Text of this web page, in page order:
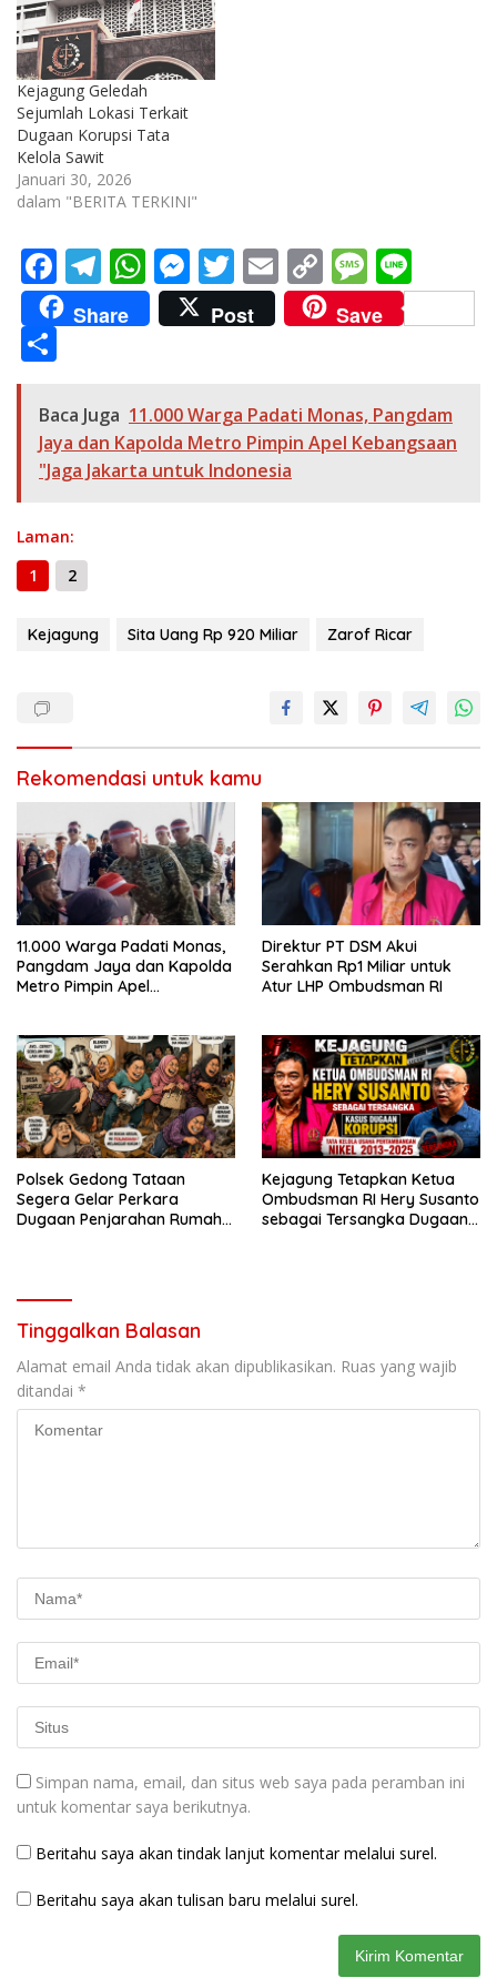
Kejagung Geledah
Sejumlah Lokasi Terkait
Dugaan Korupsi Tata
Kelola Sawit
Januari 30, 2026
dalam "BERITA TERKINI"
F
ac
e
o
o
k
T
el
e
a
m
W
h
at
A
p
p
M
e
ss
n
g
er
T
w
itt
E
m
ai
C
o
p
Li
n
M
e
ss
g
e
n
e
Share Post Save
ar
e
Baca Juga 11.000 Warga Padati Monas, Pangdam
Jaya dan Kapolda Metro Pimpin Apel Kebangsaan
"Jaga Jakarta untuk Indonesia
Laman:
1
2
Kejagung Sita Uang Rp 920 Miliar Zarof Ricar
Rekomendasi untuk kamu
11.000 Warga Padati Monas,
Pangdam Jaya dan Kapolda
Metro Pimpin Apel
Direktur PT DSM Akui
Serahkan Rp1 Miliar untuk
Atur LHP Ombudsman RI
Polsek Gedong Tataan
Segera Gelar Perkara
Dugaan Penjarahan Rumah
Kejagung Tetapkan Ketua
Ombudsman RI Hery Susanto
sebagai Tersangka Dugaan
Tinggalkan Balasan
Alamat email Anda tidak akan dipublikasikan. Ruas yang wajib
ditandai *
Simpan nama, email, dan situs web saya pada peramban ini
untuk komentar saya berikutnya.
Beritahu saya akan tindak lanjut komentar melalui surel.
Beritahu saya akan tulisan baru melalui surel.